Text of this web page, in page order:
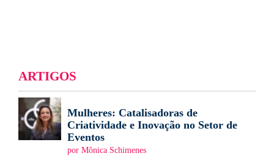
ARTIGOS
Mulheres: Catalisadoras de
Criatividade e Inovação no Setor de
Eventos
por Mônica Schimenes